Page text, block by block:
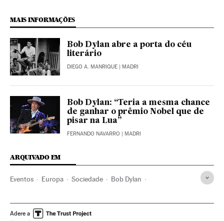
MAIS INFORMAÇÕES
Bob Dylan abre a porta do céu
literário
DIEGO A. MANRIQUE | MADRI
Bob Dylan: “Teria a mesma chance
de ganhar o prêmio Nobel que de
pisar na Lua”
FERNANDO NAVARRO | MADRI
ARQUIVADO EM
Eventos Europa Sociedade Bob Dylan
Prêmios cultura Escandinávia
Adere a